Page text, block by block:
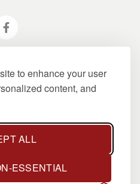
to enhance your user
content, and
ALL
ESSENTIAL
politika